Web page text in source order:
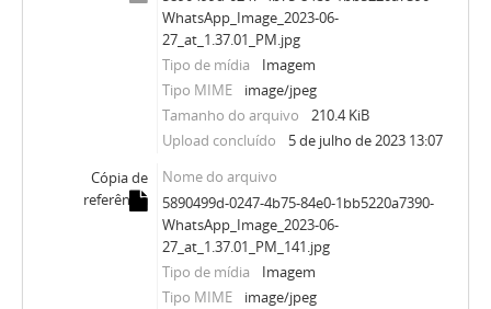
WhatsApp_Image_2023-06-
27_at_1.37.01_PM.jpg
Tipo de mídia
Imagem
Tipo MIME
image/jpeg
Tamanho do arquivo
210.4 KiB
Upload concluído
5 de julho de 2023 13:07
Cópia de
referência
Nome do arquivo
5890499d-0247-4b75-84e0-1bb5220a7390-
WhatsApp_Image_2023-06-
27_at_1.37.01_PM_141.jpg
Tipo de mídia
Imagem
Tipo MIME
image/jpeg